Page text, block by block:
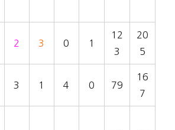
2 3 0 1
12
3
20
5
3 1 4 0 79
16
7